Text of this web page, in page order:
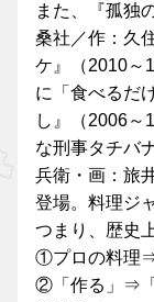
また、『孤独
桑社／作：久
ケ』（2010～
に「食べるだ
し』（2006～
な刑事タチバ
兵衛・画：旅
登場。料理ジ
つまり、歴史
①プロの料理
②「作る」⇒